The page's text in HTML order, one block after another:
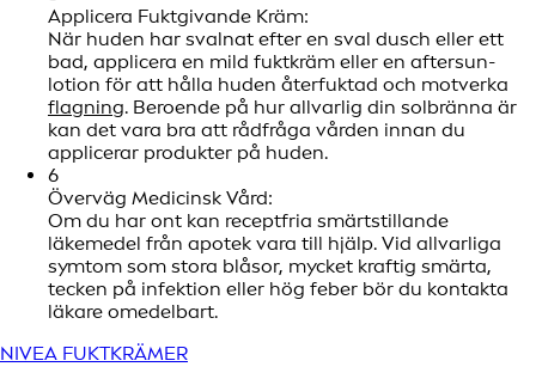
Applicera Fuktgivande Kräm:
När huden har svalnat efter en sval dusch eller ett
bad, applicera en mild fuktkräm eller en aftersun-
lotion för att hålla huden återfuktad och motverka
flagning. Beroende på hur allvarlig din solbränna är
kan det vara bra att rådfråga vården innan du
applicerar produkter på huden.
6
Överväg Medicinsk Vård:
Om du har ont kan receptfria smärtstillande
läkemedel från apotek vara till hjälp. Vid allvarliga
symtom som stora blåsor, mycket kraftig smärta,
tecken på infektion eller hög feber bör du kontakta
läkare omedelbart.
NIVEA FUKTKRÄMER